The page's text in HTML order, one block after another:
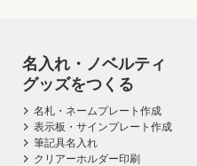
名入れ・ノベルティ
グッズをつくる
名札・ネームプレート作成
表示板・サインプレート作成
筆記具名入れ
クリアーホルダー印刷